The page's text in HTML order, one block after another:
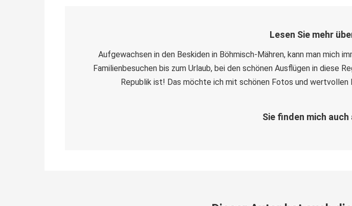
Lesen Sie mehr
Aufgewachsen in den Beskiden in Böhmisch-Mähren, kann man mich
Familienbesuchen bis zum Urlaub, bei den schönen Ausflügen in diese
Republik ist! Das möchte ich mit schönen Fotos und
Sie finden mich